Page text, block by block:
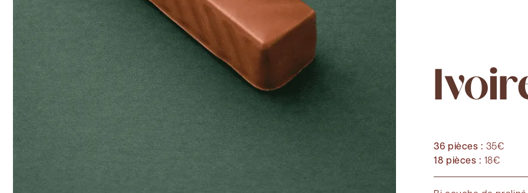
36 pièces : 35€
18 pièces : 18€